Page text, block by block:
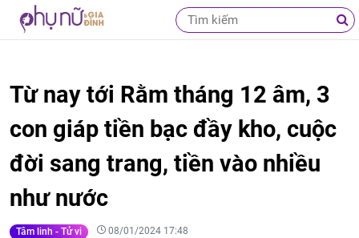
Từ nay tới Rằm tháng 12 âm, 3
con giáp tiền bạc đầy kho, cuộc
đời sang trang, tiền vào nhiều
như nước
Tâm linh - Tử vi 08/01/2024 17:48